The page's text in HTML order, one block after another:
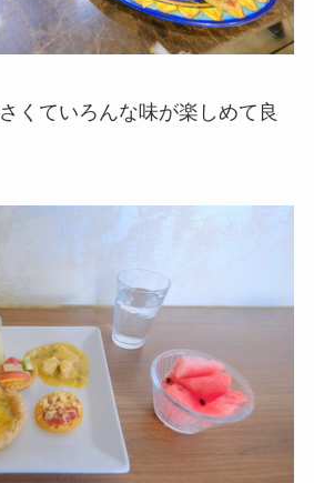
くていろんな味が楽しめて良